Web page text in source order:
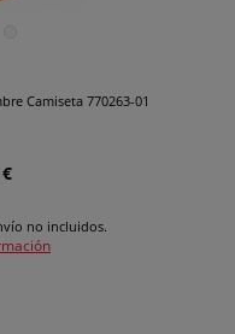
Camiseta 770263-01
no incluidos.